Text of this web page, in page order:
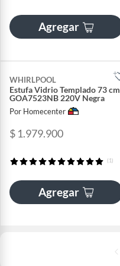
Agregar
WHIRLPOOL
Estufa Vidrio Templado 73 cm
GOA7523NB 220V Negra
Por Homecenter
$ 1.979.900
(1)
Agregar